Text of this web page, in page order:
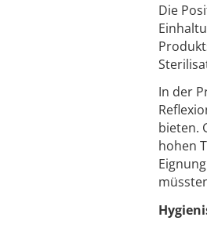
Die
In der
bieten.
hohen